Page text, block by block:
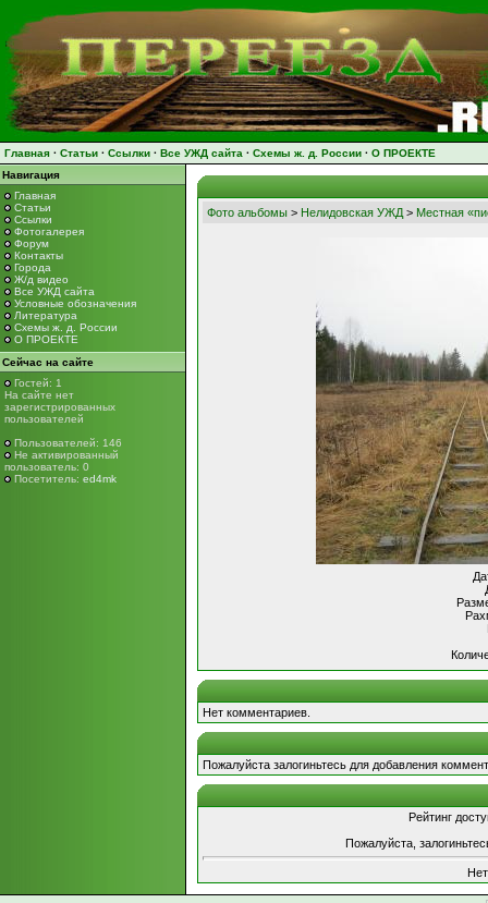
Главная · Статьи · Ссылки · Все УЖД сайта · Схемы ж. д. России · О ПРОЕКТЕ
Навигация
Главная
Статьи
Ссылки
Фотогалерея
Форум
Контакты
Города
Ж/д видео
Все УЖД сайта
Условные обозначения
Литература
Схемы ж. д. России
О ПРОЕКТЕ
Сейчас на сайте
Гостей: 1
На сайте нет
зарегистрированных
пользователей
Пользователей: 146
Не активированный
пользователь: 0
Посетитель: ed4mk
Фото альбомы > Нелидовская УЖД > Местная
Нет комментариев.
Пожалуйста залогиньтесь для добавления
Рейтинг
Пожалуйста,